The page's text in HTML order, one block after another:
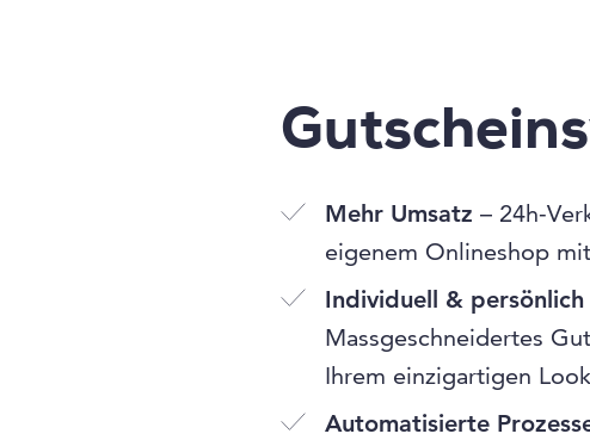
Mehr Umsatz – 24h-
eigenem Onlineshop
Individuell & persönlich
Massgeschneidertes
Ihrem einzigartigen
Automatisierte